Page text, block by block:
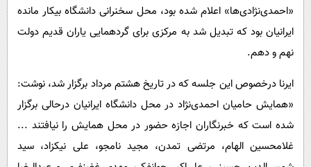
«احمدی‌نژادی‌ها» اعلام شده بود، محل سخنرانی دانشگاه بیکار مانده
ایرانیان بود که تبدیل شد به مرکزی برای گردهمایی یاران قدیم دولت
نهم و دهم.
ایرنا در‌خصوص این جلسه که در تاریخ هشتم مرداد برگزار شد، نوشت:
«همایش حامیان احمدی‌نژاد در محل دانشگاه ایرانیان درحالی برگزار
شده است که خبرنگاران اجازه حضور در محل همایش را نیافتند ...
غلامحسین الهام، مرتضی تمدن، مجید نامجو، علی نیکزاد، سید